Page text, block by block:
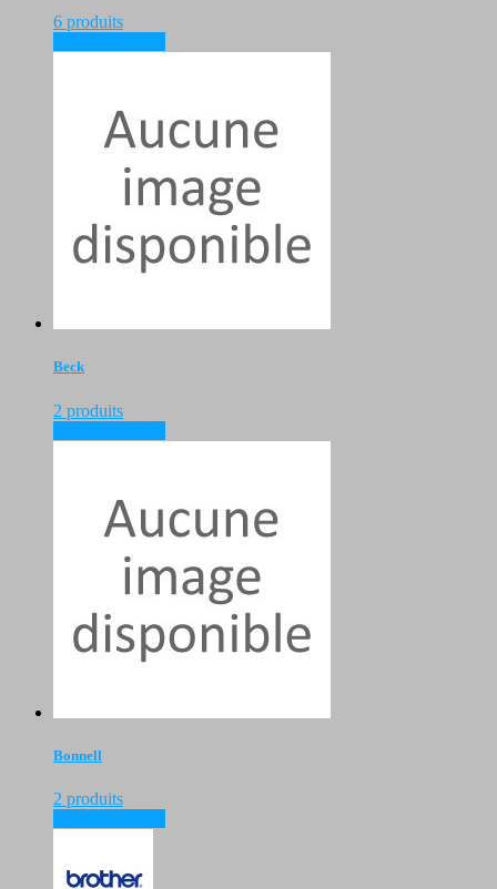
6 produits
Beck
2 produits
Bonnell
2 produits